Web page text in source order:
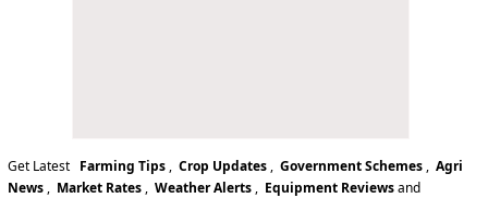
Get Latest Farming Tips , Crop Updates , Government Schemes , Agri
News , Market Rates , Weather Alerts , Equipment Reviewsand